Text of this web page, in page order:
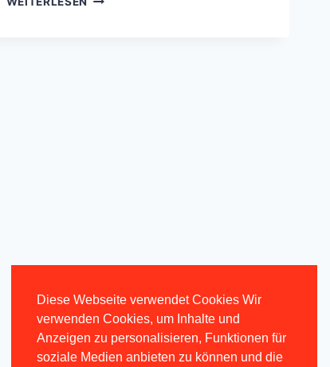
Diese Webseite verwendet Cookies Wir
verwenden Cookies, um Inhalte und
Anzeigen zu personalisieren, Funktionen für
soziale Medien anbieten zu können und die